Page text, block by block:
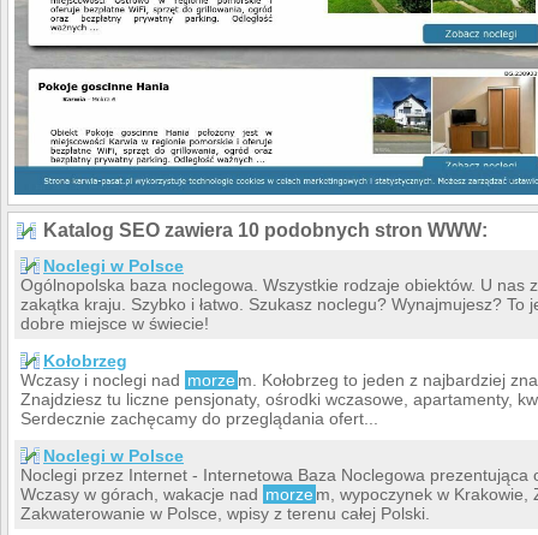
Katalog SEO zawiera 10 podobnych stron WWW:
Noclegi w Polsce
Ogólnopolska baza noclegowa. Wszystkie rodzaje obiektów. U nas
zakątka kraju. Szybko i łatwo. Szukasz noclegu? Wynajmujesz? To
dobre miejsce w świecie!
Kołobrzeg
Wczasy i noclegi nad morze m. Kołobrzeg to jeden z najbardziej
Znajdziesz tu liczne pensjonaty, ośrodki wczasowe, apartamenty,
Serdecznie zachęcamy do przeglądania ofert...
Noclegi w Polsce
Noclegi przez Internet - Internetowa Baza Noclegowa prezentująca
Wczasy w górach, wakacje nad morze m, wypoczynek w Krakowie,
Zakwaterowanie w Polsce, wpisy z terenu całej Polski.